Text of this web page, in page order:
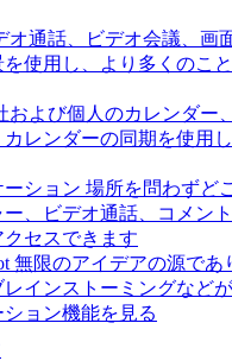
オ通話、ビデオ会議、画
使用し、より多くのこ
および個人のカレンダー
レンダーの同期を使用
ション 場所を問わずど
、ビデオ通話、コメン
セスできます
無限のアイデアの源であ
インストーミングなど
ョン機能を見る